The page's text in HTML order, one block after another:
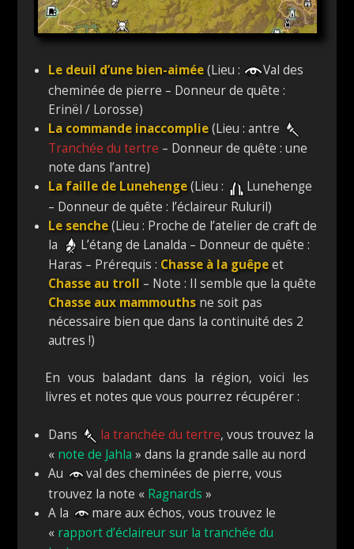
Le deuil d’une bien-aimée(Lieu :
Val des
cheminée de pierre – Donneur de quête :
Erinël / Lorosse)
La commande inaccomplie (Lieu : antre
Tranchée du tertre – Donneur de quête : une
note dans l’antre)
La faille de Lunehenge(Lieu :
Lunehenge
– Donneur de quête : l’éclaireur Ruluril)
Le senche (Lieu : Proche de l’atelier de craft de
la
L’étang de Lanalda – Donneur de quête :
Haras – Prérequis : Chasse à la guêpeet
Chasse au troll – Note : Il semble que la quête
Chasse aux mammouths ne soit pas
nécessaire bien que dans la continuité des 2
autres !)
En vous baladant dans la région, voici les
livres et notes que vous pourrez récupérer :
Dans la tranchée du tertre, vous trouvez la
« note de Jahla » dans la grande salle au nord
Au
val des cheminées de pierre, vous
trouvez la note « Ragnards »
A la
mare aux échos, vous trouvez le
« rapport d’éclaireur sur la tranchée du